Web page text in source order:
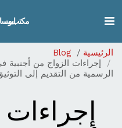
مكتب ابو
الرئيسية
Blog
الرسمية من التقديم إلى